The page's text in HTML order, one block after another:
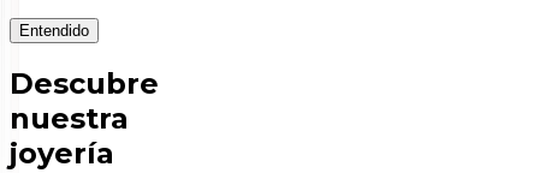
Entendido
Descubre
nuestra
joyería